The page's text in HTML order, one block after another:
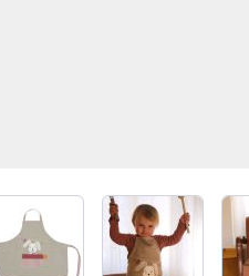
View larger imageView larger